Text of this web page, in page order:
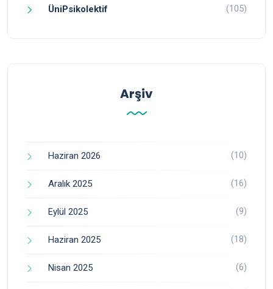
ÜniPsikolektif (105)
Arşiv
Haziran 2026 (10)
Aralık 2025 (16)
Eylül 2025 (9)
Haziran 2025 (18)
Nisan 2025 (6)